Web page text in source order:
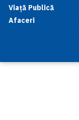
Viață Publică
Afaceri